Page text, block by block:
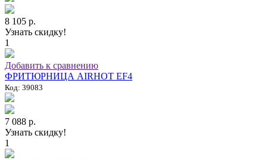
8 105 р.
Узнать скидку!
1
Добавить к сравнению
ФРИТЮРНИЦА AIRHOT EF4
Код: 39083
7 088 р.
Узнать скидку!
1